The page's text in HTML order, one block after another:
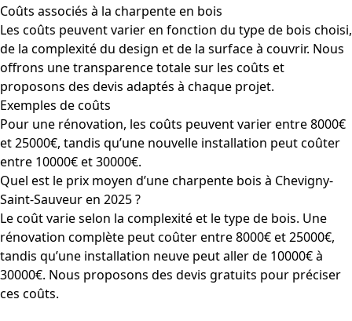
Coûts associés à la charpente en bois
Les coûts peuvent varier en fonction du type de bois choisi,
de la complexité du design et de la surface à couvrir. Nous
offrons une transparence totale sur les coûts et
proposons des devis adaptés à chaque projet.
Exemples de coûts
Pour une rénovation, les coûts peuvent varier entre 8000€
et 25000€, tandis qu’une nouvelle installation peut coûter
entre 10000€ et 30000€.
Quel est le prix moyen d’une charpente bois à Chevigny-
Saint-Sauveur en 2025 ?
Le coût varie selon la complexité et le type de bois. Une
rénovation complète peut coûter entre 8000€ et 25000€,
tandis qu’une installation neuve peut aller de 10000€ à
30000€. Nous proposons des devis gratuits pour préciser
ces coûts.